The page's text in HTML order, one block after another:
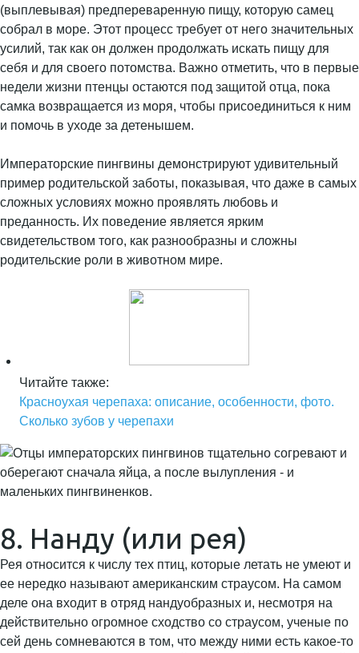
(выплевывая) предпереваренную пищу, которую самец
собрал в море. Этот процесс требует от него значительных
усилий, так как он должен продолжать искать пищу для
себя и для своего потомства. Важно отметить, что в первые
недели жизни птенцы остаются под защитой отца, пока
самка возвращается из моря, чтобы присоединиться к ним
и помочь в уходе за детенышем.
Императорские пингвины демонстрируют удивительный
пример родительской заботы, показывая, что даже в самых
сложных условиях можно проявлять любовь и
преданность. Их поведение является ярким
свидетельством того, как разнообразны и сложны
родительские роли в животном мире.
Читайте также:
Красноухая черепаха: описание, особенности, фото.
Сколько зубов у черепахи
8. Нанду (или рея)
Рея относится к числу тех птиц, которые летать не умеют и
ее нередко называют американским страусом. На самом
деле она входит в отряд нандуобразных и, несмотря на
действительно огромное сходство со страусом, ученые по
сей день сомневаются в том, что между ними есть какое-то